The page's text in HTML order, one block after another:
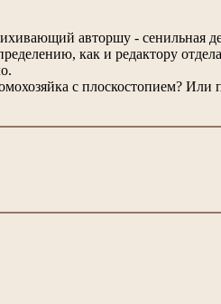
авторшу - сенильная
как и редактору
с плоскостопием? Или